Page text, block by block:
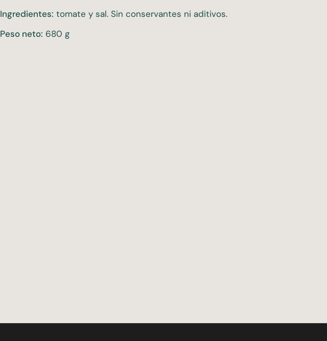
Ingredientes: tomate y sal. Sin conservantes ni aditivos.
Peso neto: 680 g